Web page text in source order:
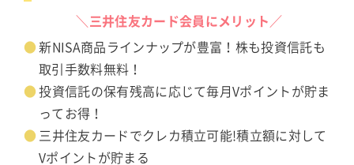
＼三井住友カード会員にメリット／
新NISA商品ラインナップが豊富！株も投資信託も
取引手数料無料！
投資信託の保有残高に応じて毎月Vポイントが貯ま
ってお得！
三井住友カードでクレカ積立可能!積立額に対して
Vポイントが貯まる